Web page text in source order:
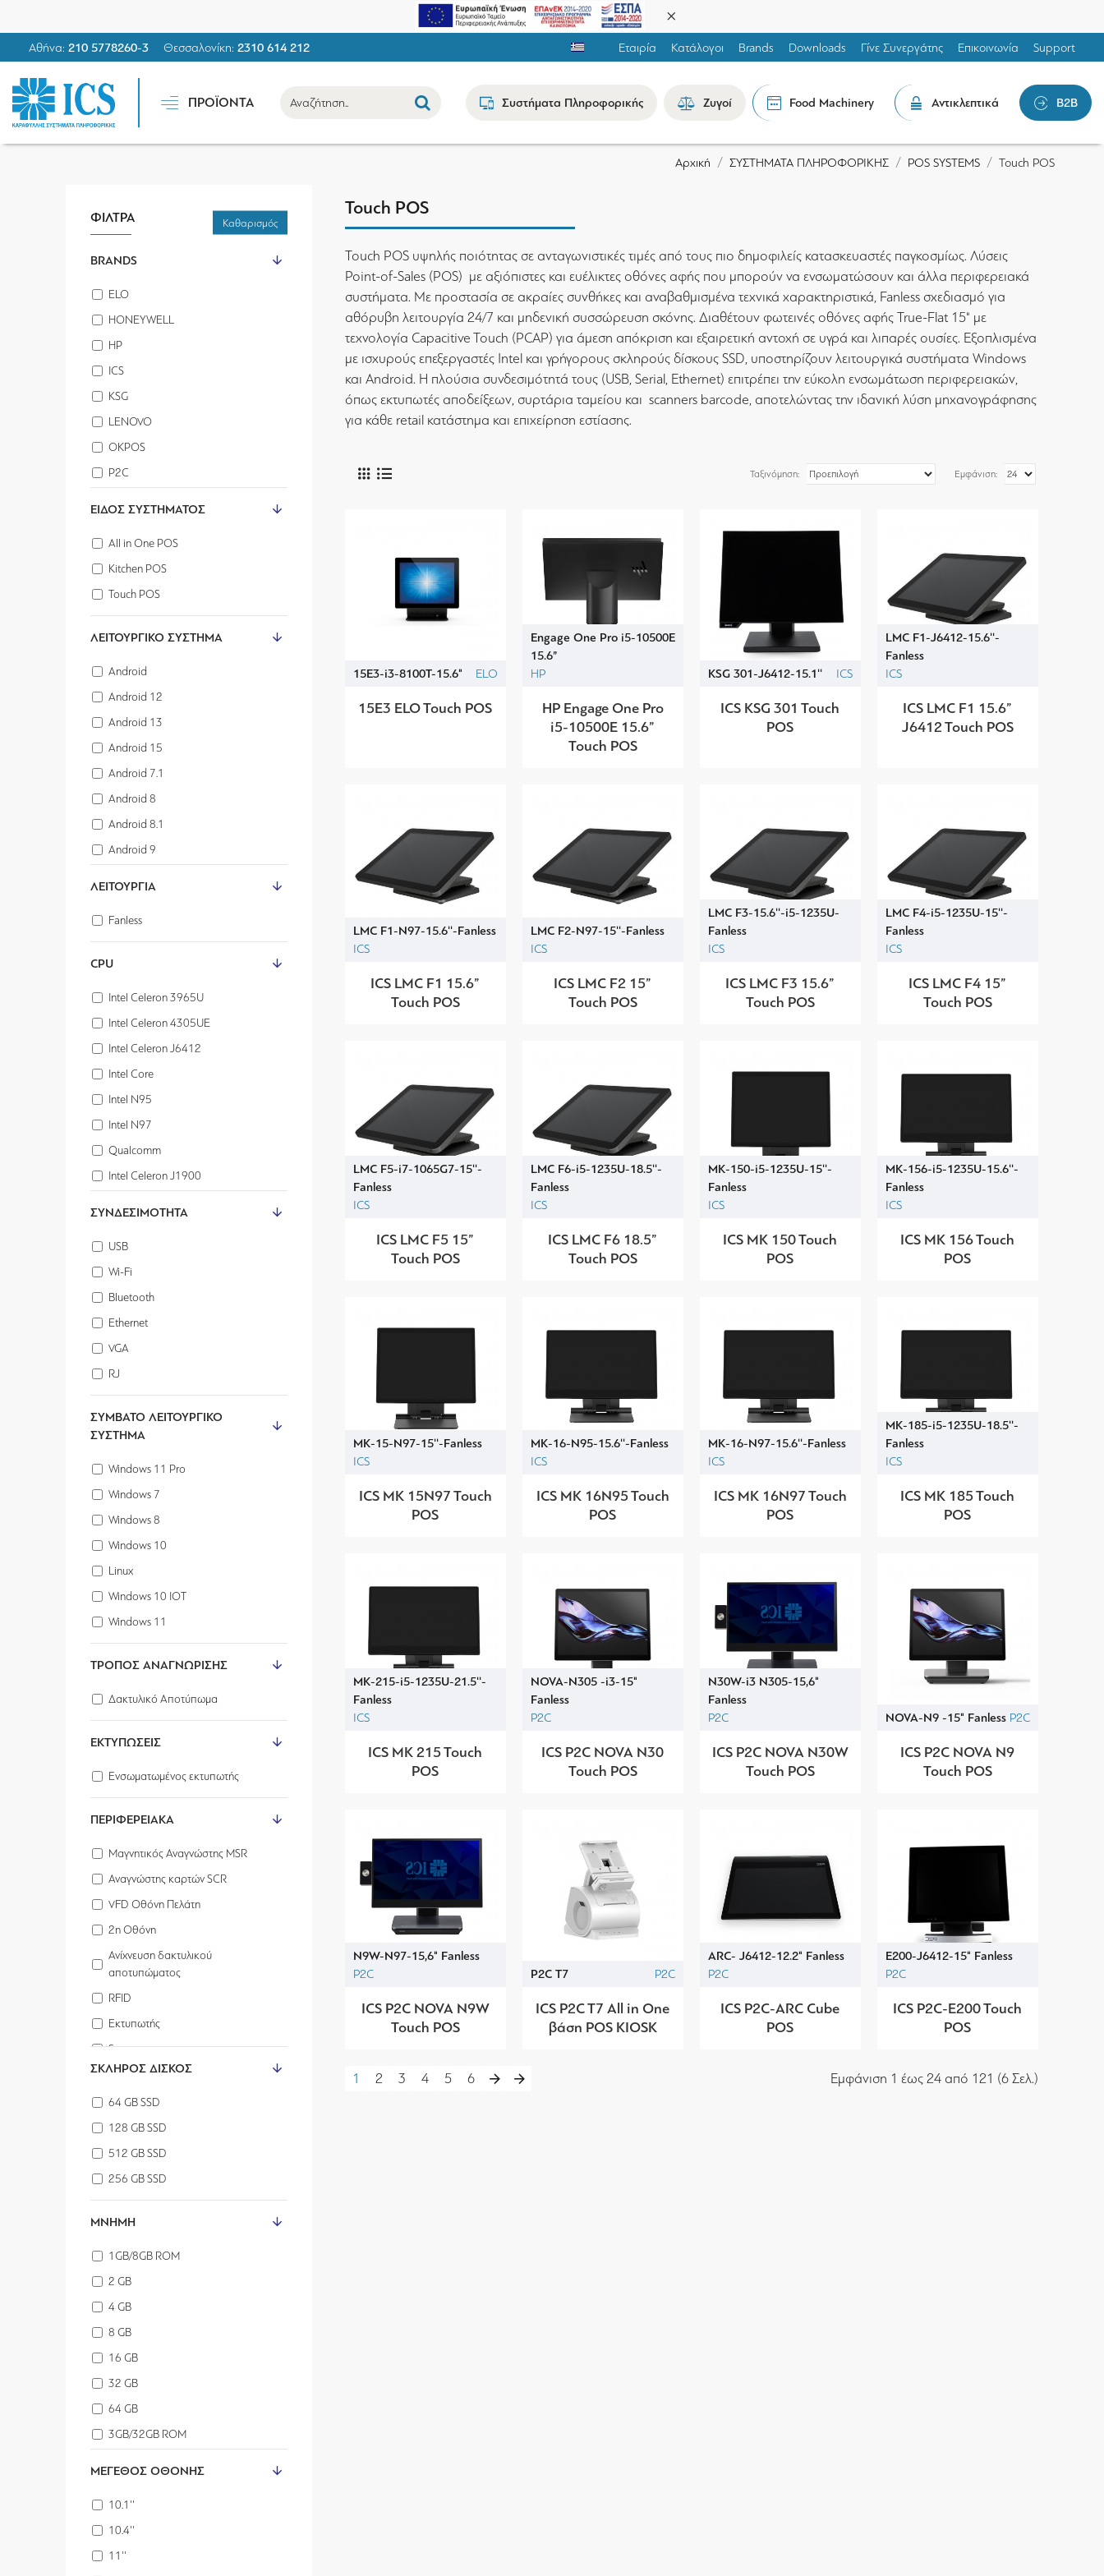
Αθήνα: 210 5778260-3 Θεσσαλονίκη: 2310 614 212 Εταιρία Κατάλογοι Brands Downloads Γίνε Συνεργάτης Επικοινωνία Support
ΠΡΟΪΟΝΤΑ Συστήματα Πληροφορικής Ζυγοί Food Machinery Αντικλεπτικά B2B
Αρχική ΣΥΣΤΗΜΑΤΑ ΠΛΗΡΟΦΟΡΙΚΗΣ POS SYSTEMS Touch POS
ΦΙΛΤΡΑ Καθαρισμός
BRANDS
ELO
HONEYWELL
HP
ICS
KSG
LENOVO
OKPOS
P2C
ZENIS
SUNMI
ΜΈΓΕΘΟΣ ΟΘΌΝΗΣ
10.1''
10.4''
11''
ΕΊΔΟΣ ΣΥΣΤΉΜΑΤΟΣ
All in One POS
Kitchen POS
Touch POS
ΛΕΙΤΟΥΡΓΙΚΌ ΣΎΣΤΗΜΑ
Android
Android 12
Android 13
Android 15
Android 7.1
Android 8
Android 8.1
Android 9
Windows 10 IOT
Windows 11Pro
Windows 7
ΛΕΙΤΟΥΡΓΊΑ
Fanless
CPU
Intel Celeron 3965U
Intel Celeron 4305UE
Intel Celeron J6412
Intel Core
Intel N95
Intel N97
Qualcomm
Intel Celeron J1900
Intel i3
Intel i5
Intel i7
Quad Core
Cortex
ΣΥΝΔΕΣΙΜΌΤΗΤΑ
USB
Wi-Fi
Bluetooth
Ethernet
VGA
RJ
ΣΥΜΒΑΤΌ ΛΕΙΤΟΥΡΓΙΚΌ
ΣΎΣΤΗΜΑ
Windows 11 Pro
Windows 7
Windows 8
Windows 10
Linux
Windows 10 IOT
Windows 11
ΤΡΌΠΟΣ ΑΝΑΓΝΏΡΙΣΗΣ
Δακτυλικό Αποτύπωμα
ΕΚΤΥΠΏΣΕΙΣ
Ενσωματωμένος εκτυπωτής
ΠΕΡΙΦΕΡΕΙΑΚΆ
Μαγνητικός Αναγνώστης MSR
Αναγνώστης καρτών SCR
VFD Οθόνη Πελάτη
2η Οθόνη
Ανίχνευση δακτυλικού
αποτυπώματος
RFID
Εκτυπωτής
Scanner
ΣΚΛΗΡΌΣ ΔΊΣΚΟΣ
64 GB SSD
128 GB SSD
512 GB SSD
256 GB SSD
ΜΝΉΜΗ
1GB/8GB ROM
2 GB
4 GB
8 GB
16 GB
32 GB
64 GB
3GB/32GB ROM
Touch POS
Touch POS υψηλής ποιότητας σε ανταγωνιστικές τιμές από τους πιο δημοφιλείς κατασκευαστές παγκοσμίως. Λύσεις
Point-of-Sales (POS) με αξιόπιστες και ευέλικτες οθόνες αφής που μπορούν να ενσωματώσουν και άλλα περιφερειακά
συστήματα. Με προστασία σε ακραίες συνθήκες και αναβαθμισμένα τεχνικά χαρακτηριστικά, Fanless σχεδιασμό για
αθόρυβη λειτουργία 24/7 και μηδενική συσσώρευση σκόνης. Διαθέτουν φωτεινές οθόνες αφής True-Flat 15" με
τεχνολογία Capacitive Touch (PCAP) για άμεση απόκριση και εξαιρετική αντοχή σε υγρά και λιπαρές ουσίες. Εξοπλισμένα
με ισχυρούς επεξεργαστές Intel και γρήγορους σκληρούς δίσκους SSD, υποστηρίζουν λειτουργικά συστήματα Windows
και Android. Η πλούσια συνδεσιμότητά τους (USB, Serial, Ethernet) επιτρέπει την εύκολη ενσωμάτωση περιφερειακών,
όπως εκτυπωτές αποδείξεων, συρτάρια ταμείου και scanners barcode, αποτελώντας την ιδανική λύση μηχανογράφησης
για κάθε retail κατάστημα και επιχείρηση εστίασης.
Ταξινόμηση: Εμφάνιση:
15E3-i3-8100T-15.6" ELO
15E3 ELO Touch POS
Engage One Pro i5-10500E
15.6”
HP
HP Engage One Pro
i5-10500E 15.6”
Touch POS
KSG 301-J6412-15.1'' ICS
ICS KSG 301 Touch
POS
LMC F1-J6412-15.6''-
Fanless
ICS
ICS LMC F1 15.6”
J6412 Touch POS
LMC F1-N97-15.6''-Fanless
ICS
ICS LMC F1 15.6”
Touch POS
LMC F2-N97-15''-Fanless
ICS
ICS LMC F2 15”
Touch POS
LMC F3-15.6''-i5-1235U-
Fanless
ICS
ICS LMC F3 15.6”
Touch POS
LMC F4-i5-1235U-15''-
Fanless
ICS
ICS LMC F4 15”
Touch POS
LMC F5-i7-1065G7-15''-
Fanless
ICS
ICS LMC F5 15”
Touch POS
LMC F6-i5-1235U-18.5''-
Fanless
ICS
ICS LMC F6 18.5”
Touch POS
MK-150-i5-1235U-15''-
Fanless
ICS
ICS MK 150 Touch
POS
MK-156-i5-1235U-15.6''-
Fanless
ICS
ICS MK 156 Touch
POS
MK-15-N97-15''-Fanless
ICS
ICS MK 15N97 Touch
POS
MK-16-N95-15.6''-Fanless
ICS
ICS MK 16N95 Touch
POS
MK-16-N97-15.6''-Fanless
ICS
ICS MK 16N97 Touch
POS
MK-185-i5-1235U-18.5''-
Fanless
ICS
ICS MK 185 Touch
POS
MK-215-i5-1235U-21.5''-
Fanless
ICS
ICS MK 215 Touch
POS
NOVA-N305 -i3-15"
Fanless
P2C
ICS P2C NOVA N30
Touch POS
N30W-i3 N305-15,6"
Fanless
P2C
ICS P2C NOVA N30W
Touch POS
NOVA-N9 -15" Fanless P2C
ICS P2C NOVA N9
Touch POS
N9W-N97-15,6" Fanless
P2C
ICS P2C NOVA N9W
Touch POS
P2C T7 P2C
ICS P2C T7 All in One
βάση POS KIOSK
ARC- J6412-12.2" Fanless
P2C
ICS P2C-ARC Cube
POS
E200-J6412-15" Fanless
P2C
ICS P2C-E200 Touch
POS
1 2 3 4 5 6 Εμφάνιση 1 έως 24 από 121 (6 Σελ.)